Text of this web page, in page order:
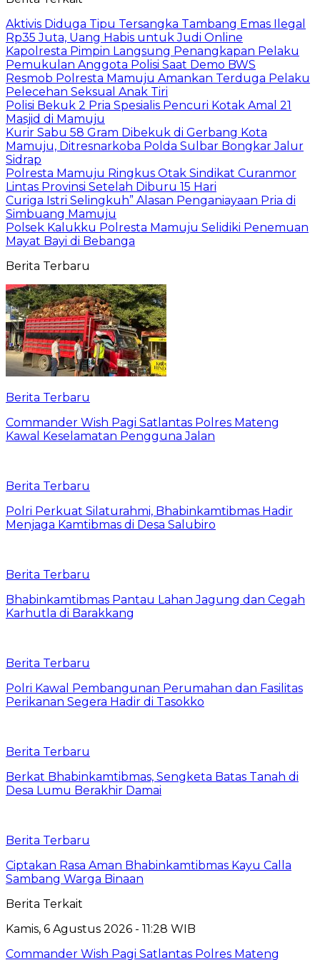
Aktivis Diduga Tipu Tersangka Tambang Emas Ilegal
Rp35 Juta, Uang Habis untuk Judi Online
Kapolresta Pimpin Langsung Penangkapan Pelaku
Pemukulan Anggota Polisi Saat Demo BWS
Resmob Polresta Mamuju Amankan Terduga Pelaku
Pelecehan Seksual Anak Tiri
Polisi Bekuk 2 Pria Spesialis Pencuri Kotak Amal 21
Masjid di Mamuju
Kurir Sabu 58 Gram Dibekuk di Gerbang Kota
Mamuju, Ditresnarkoba Polda Sulbar Bongkar Jalur
Sidrap
Polresta Mamuju Ringkus Otak Sindikat Curanmor
Lintas Provinsi Setelah Diburu 15 Hari
Curiga Istri Selingkuh” Alasan Penganiayaan Pria di
Simbuang Mamuju
Polsek Kalukku Polresta Mamuju Selidiki Penemuan
Mayat Bayi di Bebanga
Berita Terbaru
Berita Terbaru
Commander Wish Pagi Satlantas Polres Mateng
Kawal Keselamatan Pengguna Jalan
Berita Terbaru
Polri Perkuat Silaturahmi, Bhabinkamtibmas Hadir
Menjaga Kamtibmas di Desa Salubiro
Berita Terbaru
Bhabinkamtibmas Pantau Lahan Jagung dan Cegah
Karhutla di Barakkang
Berita Terbaru
Polri Kawal Pembangunan Perumahan dan Fasilitas
Perikanan Segera Hadir di Tasokko
Berita Terbaru
Berkat Bhabinkamtibmas, Sengketa Batas Tanah di
Desa Lumu Berakhir Damai
Berita Terbaru
Ciptakan Rasa Aman Bhabinkamtibmas Kayu Calla
Sambang Warga Binaan
Berita Terkait
Kamis, 6 Agustus 2026 - 11:28 WIB
Commander Wish Pagi Satlantas Polres Mateng